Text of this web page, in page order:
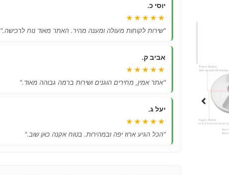
יוסי כ.
★★★★★
"שירות לקוחות מעולה ומענה מהיר. האתר מאוד נוח לרכישה."
אביב ק.
★★★★★
"אתר אמין, מחירים הוגנים ושירות ברמה גבוהה מאוד."
יעל ג.
★★★★★
"הכל הגיע ארוז יפה ובמהירות. בטוח אקנה כאן שוב."